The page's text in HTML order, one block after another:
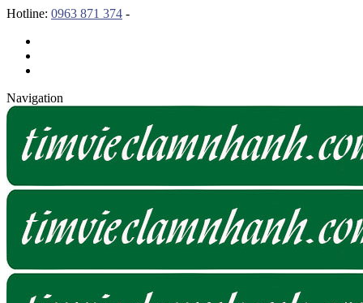
Hotline: 0963 871 374 -
Navigation